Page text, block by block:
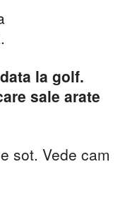
la golf.
sale arate
sot. Vede cam